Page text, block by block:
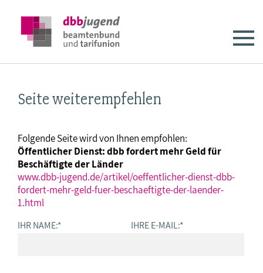
Seite weiterempfehlen
Folgende Seite wird von Ihnen empfohlen:
Öffentlicher Dienst: dbb fordert mehr Geld für
Beschäftigte der Länder
www.dbb-jugend.de/artikel/oeffentlicher-dienst-dbb-
fordert-mehr-geld-fuer-beschaeftigte-der-laender-
1.html
IHR NAME:* IHRE E-MAIL:*